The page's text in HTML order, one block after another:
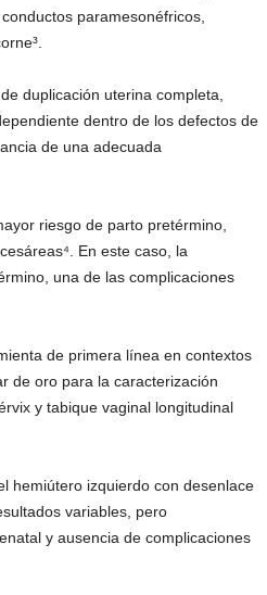
paramesonéfricos,
duplicación uterina completa,
dentro de los defectos de
de una adecuada
riesgo de parto pretérmino,
En este caso, la
una de las complicaciones
de primera línea en contextos
de oro para la caracterización
y tabique vaginal longitudinal
hemiútero izquierdo con desenlace
variables, pero
y ausencia de complicaciones